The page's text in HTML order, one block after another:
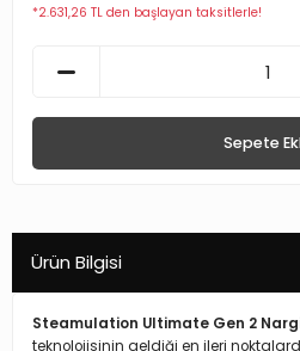
*2.631,26 TL den başlayan taksitlerle!
Sepete
Ürün Bilgisi
Steamulation Ultimate Gen 2
teknolojisinin geldiği en ileri